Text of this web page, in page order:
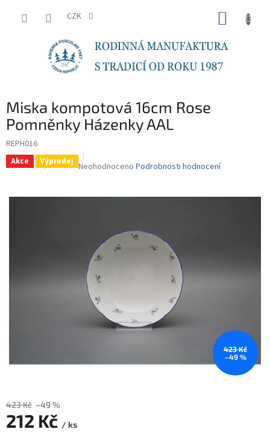
CZK
Miska kompotová 16cm Rose
Pomněnky Házenky AAL
REPH016
Akce Výprodej Průměrné
je
hvězdiček.
Neohodnoceno Podrobnosti hodnocení
423 Kč
–49 %
423 Kč –49 %
212 Kč / ks